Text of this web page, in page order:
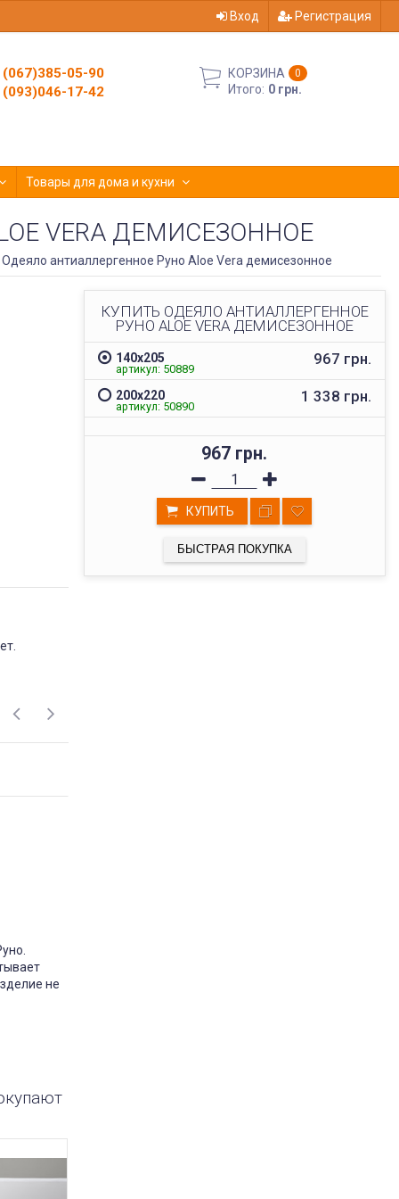
Вход Регистрация
(067)385-05-90
(093)046-17-42
КОРЗИНА 0
Итого: 0 грн.
Товары для дома и кухни
задоволена покупкою. Подушка
м’яка та тримає форму.
Наповнювач немає стороннього
запаху. Сплю на ній комфортно,
шия не затікає. За свою ціну —
VERA ДЕМИСЕЗОННОЕ
Одеяло антиаллергенное Руно Aloe Vera демисезонное
КУПИТЬ ОДЕЯЛО АНТИАЛЛЕРГЕННОЕ
РУНО ALOE VERA ДЕМИСЕЗОННОЕ
140х205
артикул: 50889
967 грн.
200х220
артикул: 50890
1 338 грн.
967 грн.
КУПИТЬ
БЫСТРАЯ ПОКУПКА
не